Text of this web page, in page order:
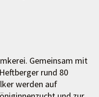
Gemeinsam mit
rund 80
werden auf